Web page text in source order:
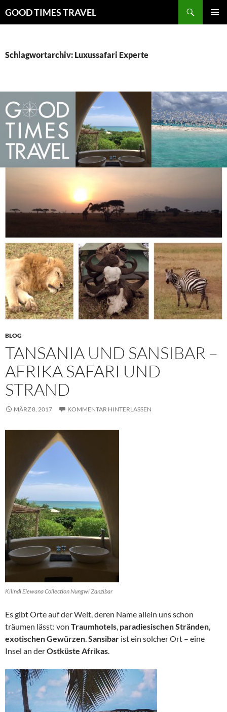
Inhalt
GOOD TIMES TRAVEL
Schlagwortarchiv: Luxussafari Experte
BLOG
TANSANIA UND SANSIBAR –
AFRIKA SAFARI UND
STRAND
MÄRZ 8, 2017 KOMMENTAR HINTERLASSEN
Kilindi Elewana Collection Nungwi Zanzibar
Es gibt Orte auf der Welt, deren Name allein uns schon
träumen lässt: von Traumhotels, paradiesischen Stränden,
exotischen Gewürzen.Sansibar ist ein solcher Ort – eine
Insel an derOstküste Afrikas.